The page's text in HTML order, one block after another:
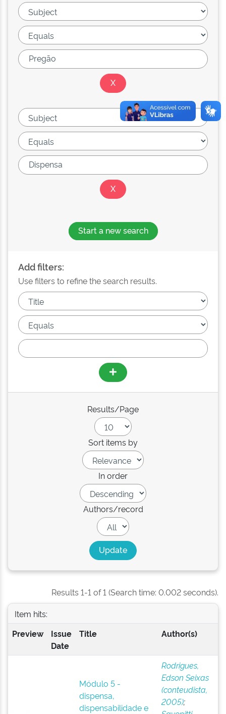
Start a new search
Add filters:
Use filters to refine the search results.
Results/Page
Sort items by
In order
Authors/record
Results 1-1 of 1 (Search time: 0.002 seconds).
Item hits:
Preview
Issue
Date
Title Author(s)
Módulo 5 -
dispensa,
dispensabilidade e
Rodrigues,
Edson Seixas
(conteudista,
2005);